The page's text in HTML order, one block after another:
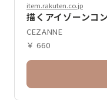
item.rakuten.co.jp
描くアイゾーンコ
CEZANNE
￥ 660